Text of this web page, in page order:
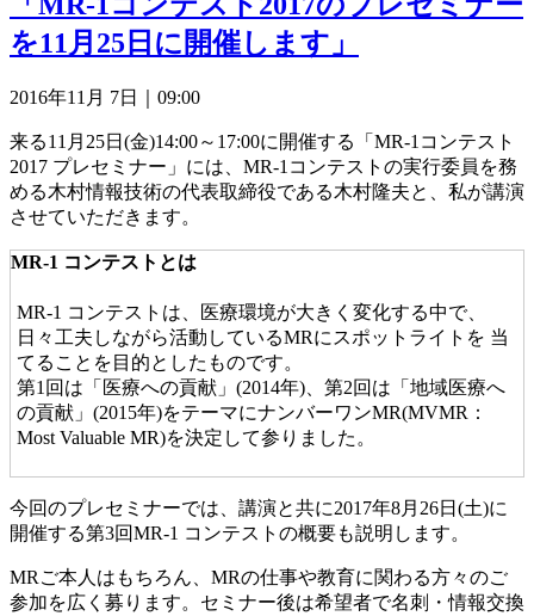
を11月25日に開催します」
2016年11月 7日｜09:00
来る11月25日(金)14:00～17:00に開催する「MR-1コンテスト
2017 プレセミナー」には、MR-1コンテストの実行委員を務
める木村情報技術の代表取締役である木村隆夫と、私が講演
させていただきます。
MR-1 コンテストとは
MR-1 コンテストは、医療環境が大きく変化する中で、
日々工夫しながら活動しているMRにスポットライトを 当
てることを目的としたものです。
第1回は「医療への貢献」(2014年)、第2回は「地域医療へ
の貢献」(2015年)をテーマにナンバーワンMR(MVMR：
Most Valuable MR)を決定して参りました。
今回のプレセミナーでは、講演と共に2017年8月26日(土)に
開催する第3回MR-1 コンテストの概要も説明します。
MRご本人はもちろん、MRの仕事や教育に関わる方々のご
参加を広く募ります。セミナー後は希望者で名刺・情報交換